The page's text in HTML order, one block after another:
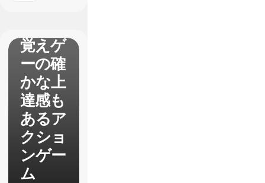
覚えゲ
ーの確
かな上
達感も
あるア
クショ
ンゲー
ム